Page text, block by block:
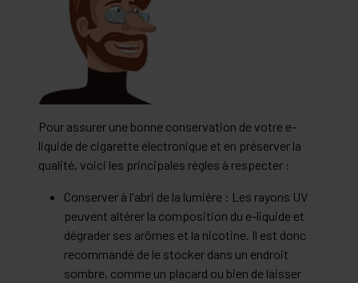
Pour assurer une bonne conservation de votre e-
liquide de cigarette électronique et en préserver la
qualité, voici les principales règles à respecter :
Conserver à l'abri de la lumière : Les rayons UV
peuvent altérer la composition du e-liquide et
dégrader ses arômes et la nicotine. Il est donc
recommandé de le stocker dans un endroit
sombre, comme un placard ou bien de laisser